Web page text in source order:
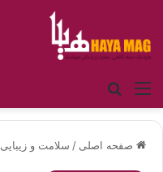
منو
صفحه اصلی / سلامت و زیبایی